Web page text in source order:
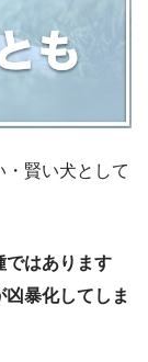
賢い犬として
ではあります
暴化してしま